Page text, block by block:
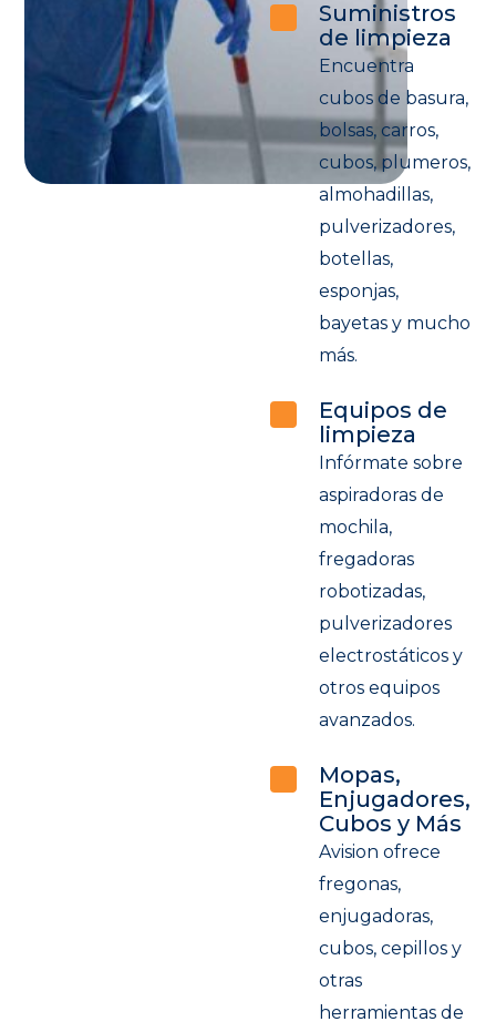
Suministros
de limpieza
Encuentra
cubos de basura,
bolsas, carros,
cubos, plumeros,
almohadillas,
pulverizadores,
botellas,
esponjas,
bayetas y mucho
más.
Equipos de
limpieza
Infórmate sobre
aspiradoras de
mochila,
fregadoras
robotizadas,
pulverizadores
electrostáticos y
otros equipos
avanzados.
Mopas,
Enjugadores,
Cubos y Más
Avision ofrece
fregonas,
enjugadoras,
cubos, cepillos y
otras
herramientas de